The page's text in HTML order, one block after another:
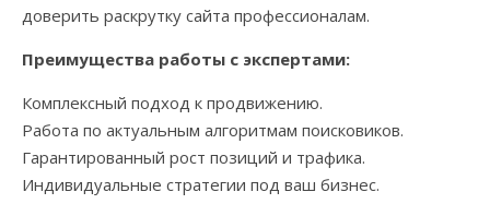
доверить раскрутку сайта профессионалам.
Преимущества работы с экспертами:
Комплексный подход к продвижению.
Работа по актуальным алгоритмам поисковиков.
Гарантированный рост позиций и трафика.
Индивидуальные стратегии под ваш бизнес.